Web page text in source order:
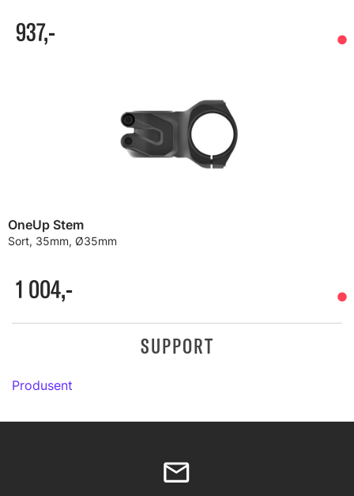
937,-
OneUp Stem
Sort, 35mm, Ø35mm
1 004,-
SUPPORT
Produsent